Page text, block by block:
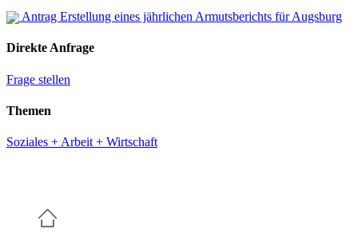
Antrag Erstellung eines jährlichen Armutsberichts für Augsburg
Direkte Anfrage
Frage stellen
Themen
Soziales + Arbeit + Wirtschaft